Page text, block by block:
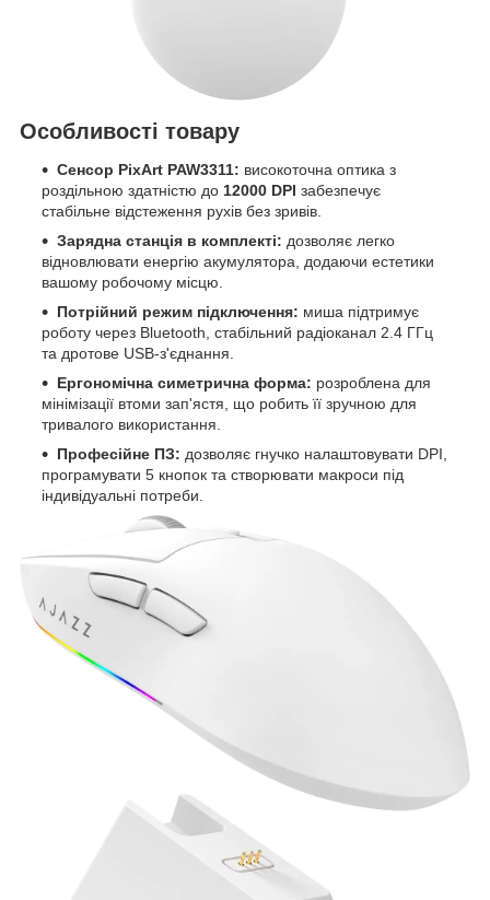
Особливості товару
Сенсор PixArt PAW3311: високоточна оптика з
роздільною здатністю до 12000 DPI забезпечує
стабільне відстеження рухів без зривів.
Зарядна станція в комплекті: дозволяє легко
відновлювати енергію акумулятора, додаючи естетики
вашому робочому місцю.
Потрійний режим підключення: миша підтримує
роботу через Bluetooth, стабільний радіоканал 2.4 ГГц
та дротове USB-з'єднання.
Ергономічна симетрична форма: розроблена для
мінімізації втоми зап'ястя, що робить її зручною для
тривалого використання.
Професійне ПЗ: дозволяє гнучко налаштовувати DPI,
програмувати 5 кнопок та створювати макроси під
індивідуальні потреби.